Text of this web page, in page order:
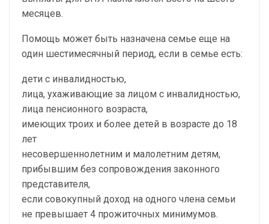
месяцев.
Помощь может быть назначена семье еще на
один шестимесячный период, если в семье есть:
дети с инвалидностью,
лица, ухаживающие за лицом с инвалидностью,
лица пенсионного возраста,
имеющих троих и более детей в возрасте до 18
лет
несовершеннолетним и малолетним детям,
прибывшим без сопровождения законного
представителя,
если совокупный доход на одного члена семьи
не превышает 4 прожиточных минимумов.